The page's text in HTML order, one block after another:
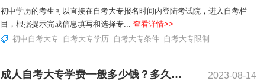
初中学历的考生可以直接在自考大专报名时间内登陆考试院，进入自考栏
目，根据提示完成信息填写和选择专... 查看详情>>
初中自考大专 自考大专学历 自考大专条件 自考大专限制
成人自考大专学费一般多少钱？多久拿证？ 2023-08-14